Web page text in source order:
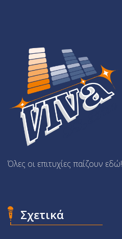
Όλες οι επιτυχίες παίζουν εδώ!
Σχετικά